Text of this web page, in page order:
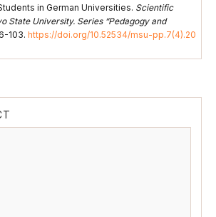
in German Universities. Scientific
State University. Series “Pedagogy and
103. https://doi.org/10.52534/msu-pp.7(4).20